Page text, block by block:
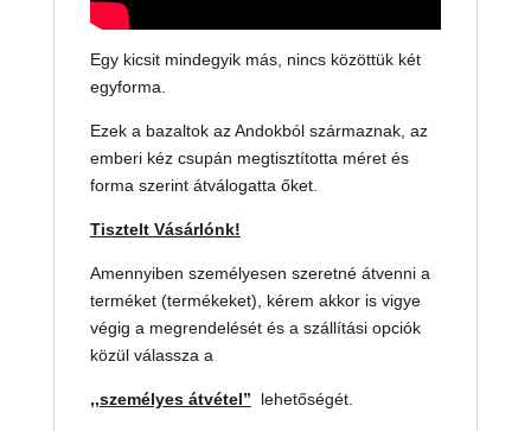
Egy kicsit mindegyik más, nincs közöttük két
egyforma.
Ezek a bazaltok az Andokból származnak, az
emberi kéz csupán megtisztította méret és
forma szerint átválogatta őket.
Tisztelt Vásárlónk!
Amennyiben személyesen szeretné átvenni a
terméket (termékeket), kérem akkor is vigye
végig a megrendelését és a szállítási opciók
közül válassza a
,,személyes átvétel” lehetőségét.